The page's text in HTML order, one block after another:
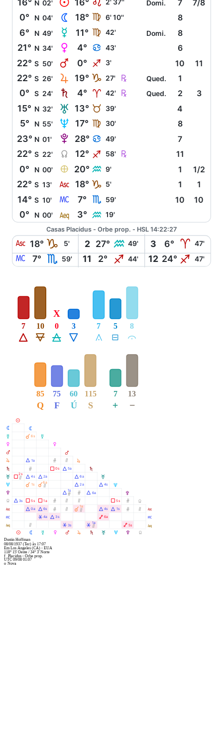
16° N 02' M 16° E 2' 37'' Domi. 7 7/8
0° N 04' N 18° F 6' 10'' 8
6° N 49' O 11° F 42' Domi. 8
21° N 34' P 4° D 43' 6
22° S 50' Q 0° I 3' 10 11
22° S 26' R 19° J 27' Ç Qued. 1
0° S 24' S 4° A 42' Ç Qued. 2 3
15° N 32' T 13° B 39' 4
5° N 55' U 17° F 30' 8
23° N 01' V 28° D 49' 7
22° S 22' Y 12° I 58' Ç 11
0° N 00' È 20° K 9' 1 1/2
22° S 13' W 18° J 5' 1 1
14° S 10' X 7° H 59' 10 10
0° N 00' l 3° K 19'
Casas Placidus - Orbe prop. - HSL 14:22:27
W 18° J 5' 2 27° K 49' 3 6° A 47'
X 7° H 59' 11 2° I 44' 12 24° I 47'
Á
7
Ë
10
Ô
0
X
Ê
3
Å
7
É
5
Ă
8
Q
85
F
75
Ú
60
S
115
+
7
−
13
M
M
N
N
N
O
O
O
P
P
P
Q
Q
Q
R
R
R
S
S
S
T
T
T
U
U
U
V
V
V
Y
Y
Y
W
W
X
X
l
l
Ã Ò
2s
Á 3s
À 6s
Á 1a
Ó
Á 4s
À 1s
5s
Ò
Á 0a
Á 2a
À Ò
6a
1a
Á 6s
Â 4a
Ó
Ã 0s
Ó
Ó
Á 3s
Ò
Á 5a
Á Ó
1s
Ò
Â 3s
Ò
Á 6a
Á 2a
Ó
Ò
À Ò
1a
Á 6a
Â Ò
1a
Á 4s
Á 4s
Ä 6a
5s
Á 1s
Ó
Ä 5s
Ó Ò
Dustin Hoffman
08/08/1937 (Ter) às 17:07
EmLos Angeles (CA) - EUA
118° 15' Oeste/34° 3' Norte
f Placidus - Orbe prop.
UTC 09/08 01:07
Nova
o